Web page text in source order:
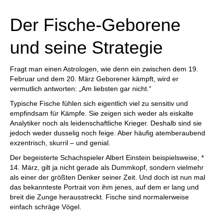
Der Fische-Geborene
und seine Strategie
Fragt man einen Astrologen, wie denn ein zwischen dem 19.
Februar und dem 20. März Geborener kämpft, wird er
vermutlich antworten: „Am liebsten gar nicht.“
Typische Fische fühlen sich eigentlich viel zu sensitiv und
empfindsam für Kämpfe. Sie zeigen sich weder als eiskalte
Analytiker noch als leidenschaftliche Krieger. Deshalb sind sie
jedoch weder dusselig noch feige. Aber häufig atemberaubend
exzentrisch, skurril – und genial.
Der begeisterte Schachspieler Albert Einstein beispielsweise, *
14. März, gilt ja nicht gerade als Dummkopf, sondern vielmehr
als einer der größten Denker seiner Zeit. Und doch ist nun mal
das bekannteste Portrait von ihm jenes, auf dem er lang und
breit die Zunge herausstreckt. Fische sind normalerweise
einfach schräge Vögel.